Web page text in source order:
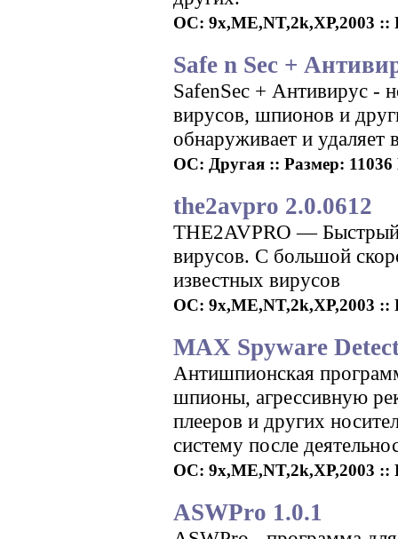
ОС: 9x,ME,NT,2k,XP,2003 ::
Safe n Sec +
SafenSec + Антивирус -
вирусов, шпионов и
обнаруживает и удаляет
ОС: Другая :: Размер:
the2avpro 2.0.0612
THE2AVPRO — Быстрый
вирусов. С большой
известных вирусов
ОС: 9x,ME,NT,2k,XP,2003 ::
MAX Spyware
Антишпионская
шпионы, агрессивную
плееров и других
систему после
ОС: 9x,ME,NT,2k,XP,2003 ::
ASWPro 1.0.1